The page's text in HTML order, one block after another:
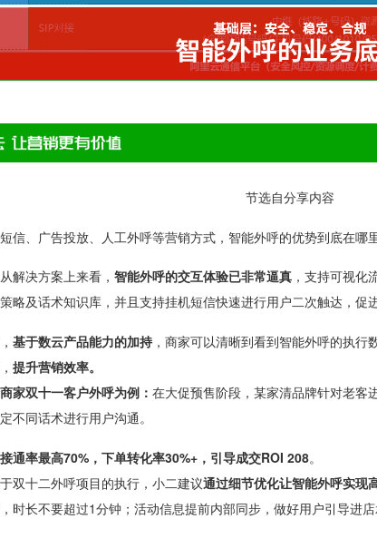
节选自分享内容
信、广告投放、人工外呼等营销方式，智能外呼的优势到底在哪
解决方案上来看，智能外呼的交互体验已非常逼真 ，支持可视化
略及话术知识库，并且支持挂机短信快速进行用户二次触达，促进
基于数云产品能力的加持 ，商家可以清晰到看到智能外呼的执
提升营销效率。
家双十一客户外呼为例 ：在大促预售阶段，某家清品牌针对老客
不同话术进行用户沟通。
接通率最高70%，下单转化率30%+，引导成交ROI 208。
双十二外呼项目的执行，小二建议通过细节优化让智能外呼实现
时长不要超过1分钟；活动信息提前内部同步，做好用户引导进